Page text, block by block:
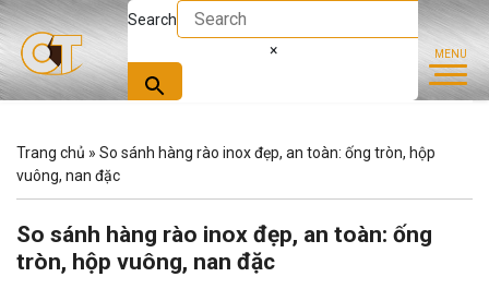
Search
×
Trang chủ » So sánh hàng rào inox đẹp, an toàn: ống tròn, hộp
vuông, nan đặc
So sánh hàng rào inox đẹp, an toàn: ống
tròn, hộp vuông, nan đặc